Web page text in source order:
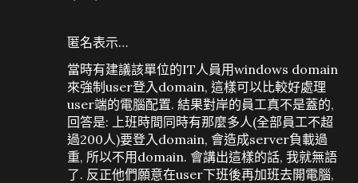
匿名表示…
當時有建議該單位的IT人員用windows domain
來強制user登入domain, 這樣可以比較好處理
user端的電腦配置. 結果對岸的員工真不是蓋的,
回答是: 上班時間同時有那麼多人(全部員工不超
過200人)要登入domain, 會造成server負載過
重, 所以不用domain. 會講出這樣的話, 我就無語
了. 反正他們願意在user下班後再加班去開電腦,